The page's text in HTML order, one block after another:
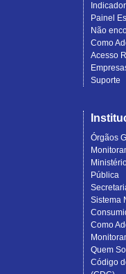
Painel
Não
Como
Acesso
Suporte
Órgãos
Pública
Sistema
Como
Quem
Código